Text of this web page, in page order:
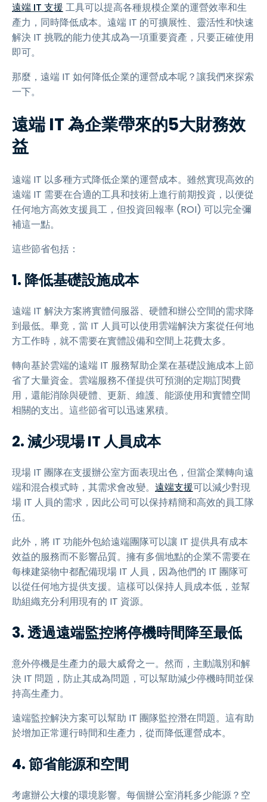
遠端 IT 支援 工具可以提高各種規模企業的運營效率和生
產力，同時降低成本。遠端 IT 的可擴展性、靈活性和快速
解決 IT 挑戰的能力使其成為一項重要資產，只要正確使用
即可。
那麼，遠端 IT 如何降低企業的運營成本呢？讓我們來探索
一下。
遠端 IT 為企業帶來的5大財務效
益
遠端 IT 以多種方式降低企業的運營成本。雖然實現高效的
遠端 IT 需要在合適的工具和技術上進行前期投資，以便從
任何地方高效支援員工，但投資回報率 (ROI) 可以完全彌
補這一點。
這些節省包括：
1. 降低基礎設施成本
遠端 IT 解決方案將實體伺服器、硬體和辦公空間的需求降
到最低。畢竟，當 IT 人員可以使用雲端解決方案從任何地
方工作時，就不需要在實體設備和空間上花費太多。
轉向基於雲端的遠端 IT 服務幫助企業在基礎設施成本上節
省了大量資金。雲端服務不僅提供可預測的定期訂閱費
用，還能消除與硬體、更新、維護、能源使用和實體空間
相關的支出。這些節省可以迅速累積。
2. 減少現場 IT 人員成本
現場 IT 團隊在支援辦公室方面表現出色，但當企業轉向遠
端和混合模式時，其需求會改變。 遠端支援可以減少對現
場 IT 人員的需求，因此公司可以保持精簡和高效的員工隊
伍。
此外，將 IT 功能外包給遠端團隊可以讓 IT 提供具有成本
效益的服務而不影響品質。擁有多個地點的企業不需要在
每棟建築物中都配備現場 IT 人員，因為他們的 IT 團隊可
以從任何地方提供支援。這樣可以保持人員成本低，並幫
助組織充分利用現有的 IT 資源。
3. 透過遠端監控將停機時間降至最低
意外停機是生產力的最大威脅之一。然而，主動識別和解
決 IT 問題，防止其成為問題，可以幫助減少停機時間並保
持高生產力。
遠端監控解決方案可以幫助 IT 團隊監控潛在問題。這有助
於增加正常運行時間和生產力，從而降低運營成本。
4. 節省能源和空間
考慮辦公大樓的環境影響。每個辦公室消耗多少能源？空